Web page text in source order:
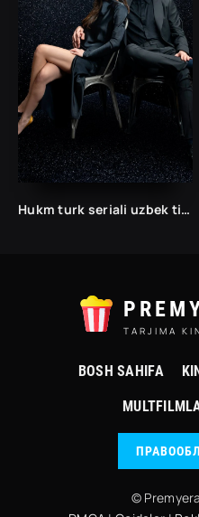
Hukm turk seriali uzbek tilida /Хукм турк сериали ўзбек тилида/ 203. 204. 205. 206. 207. 208. 209. 210. 211. 212. 213. 214. 215 barcha qismlari.
TARJIMA
BOSH SAHIFA
©